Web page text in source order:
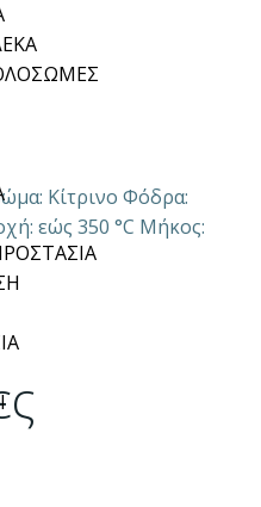
Κίτρινο Φόδρα:
εώς 350 °C Μήκος: